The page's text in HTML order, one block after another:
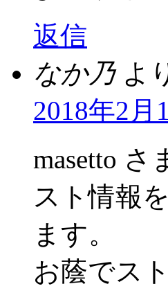
返信
なか乃 よ
2018年2月
masetto さ
スト情報
ます。
お蔭でス